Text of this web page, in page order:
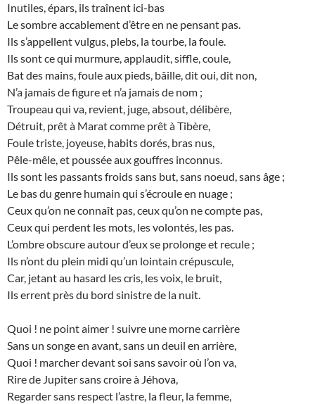
Inutiles, épars, ils traînent ici-bas
Le sombre accablement d’être en ne pensant pas.
Ils s’appellent vulgus, plebs, la tourbe, la foule.
Ils sont ce qui murmure, applaudit, siffle, coule,
Bat des mains, foule aux pieds, bâille, dit oui, dit non,
N’a jamais de figure et n’a jamais de nom ;
Troupeau qui va, revient, juge, absout, délibère,
Détruit, prêt à Marat comme prêt à Tibère,
Foule triste, joyeuse, habits dorés, bras nus,
Pêle-mêle, et poussée aux gouffres inconnus.
Ils sont les passants froids sans but, sans noeud, sans âge ;
Le bas du genre humain qui s’écroule en nuage ;
Ceux qu’on ne connaît pas, ceux qu’on ne compte pas,
Ceux qui perdent les mots, les volontés, les pas.
L’ombre obscure autour d’eux se prolonge et recule ;
Ils n’ont du plein midi qu’un lointain crépuscule,
Car, jetant au hasard les cris, les voix, le bruit,
Ils errent près du bord sinistre de la nuit.
Quoi ! ne point aimer ! suivre une morne carrière
Sans un songe en avant, sans un deuil en arrière,
Quoi ! marcher devant soi sans savoir où l’on va,
Rire de Jupiter sans croire à Jéhova,
Regarder sans respect l’astre, la fleur, la femme,